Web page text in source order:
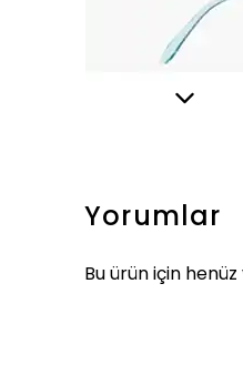
Yorumlar
Bu ürün için